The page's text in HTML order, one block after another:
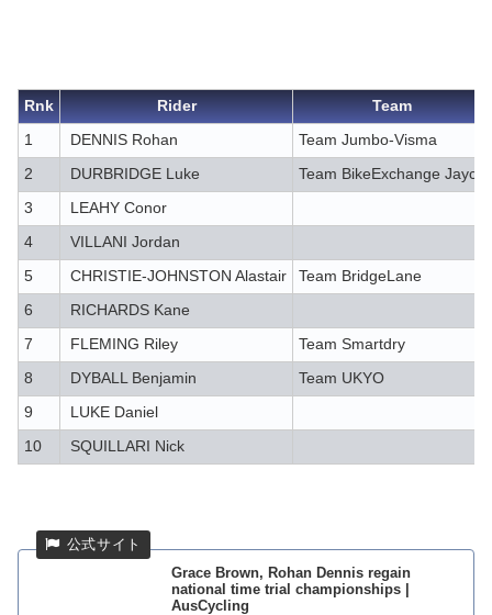
Rnk Rider Team
1 DENNIS Rohan Team Jumbo-Visma
2 DURBRIDGE Luke Team BikeExchange Jayco
3 LEAHY Conor
4 VILLANI Jordan
5 CHRISTIE-JOHNSTON Alastair Team BridgeLane
6 RICHARDS Kane
7 FLEMING Riley Team Smartdry
8 DYBALL Benjamin Team UKYO
9 LUKE Daniel
10 SQUILLARI Nick
Grace Brown, Rohan Dennis regain
national time trial championships |
AusCycling